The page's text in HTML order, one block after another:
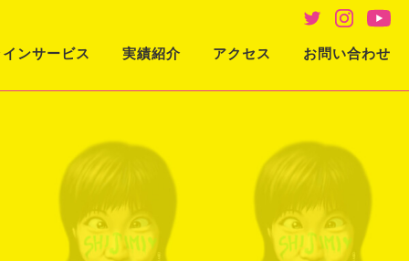
ンサービス 実績紹介 アクセス お問い合わせ